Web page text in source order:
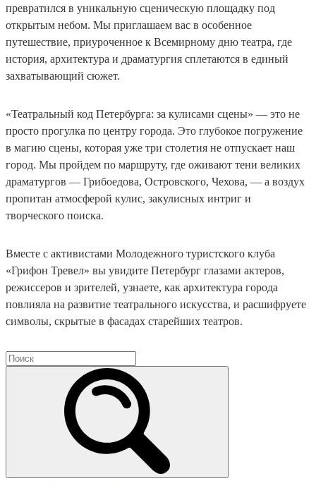
превратился в уникальную сценическую площадку под
открытым небом. Мы приглашаем вас в особенное
путешествие, приуроченное к Всемирному дню театра, где
история, архитектура и драматургия сплетаются в единый
захватывающий сюжет.
«Театральный код Петербурга: за кулисами сцены» — это не
просто прогулка по центру города. Это глубокое погружение
в магию сцены, которая уже три столетия не отпускает наш
город. Мы пройдем по маршруту, где оживают тени великих
драматургов — Грибоедова, Островского, Чехова, — а воздух
пропитан атмосферой кулис, закулисных интриг и
творческого поиска.
Вместе с активистами Молодежного туристского клуба
«Грифон Тревел» вы увидите Петербург глазами актеров,
режиссеров и зрителей, узнаете, как архитектура города
повлияла на развитие театрального искусства, и расшифруете
символы, скрытые в фасадах старейших театров.